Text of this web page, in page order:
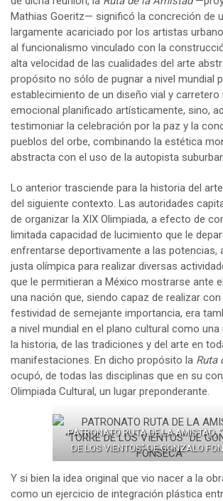
Mathias Goeritz— significó la concreción de
largamente acariciado por los artistas
al funcionalismo vinculado con la
alta velocidad de las cualidades del arte
propósito no sólo de pugnar a nivel mundial
establecimiento de un diseño vial y carretero
emocional planificado artísticamente, sino,
testimoniar la celebración por la paz y la
pueblos del orbe, combinando la estética
abstracta con el uso de la autopista
Lo anterior trasciende para la historia del
del siguiente contexto. Las autoridades
de organizar la XIX Olimpiada, a efecto de
limitada capacidad de lucimiento que le
enfrentarse deportivamente a las potencias,
justa olímpica para realizar diversas
que le permitieran a México mostrarse ante
una nación que, siendo capaz de realizar
festividad de semejante importancia, era
a nivel mundial en el plano cultural como
la historia, de las tradiciones y del arte en
manifestaciones. En dicho propósito la Ruta
ocupó, de todas las disciplinas que en su
Olimpiada Cultural, un lugar preponderante.
PATRONATO RUTA DE LA AMISTAD,
DE LOS VIENTOS” DE GONZALO
Y si bien la idea original que vio nacer a la
como un ejercicio de integración plástica